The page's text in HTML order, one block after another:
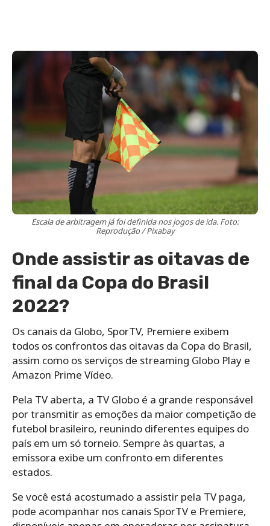
Escala de arbitragem já foi definida nos jogos de ida. Foto:
Reprodução / Pixabay
Onde assistir as oitavas de
final da Copa do Brasil
2022?
Os canais da Globo, SporTV, Premiere exibem
todos os confrontos das oitavas da Copa do Brasil,
assim como os serviços de streaming Globo Play e
Amazon Prime Vídeo.
Pela TV aberta, a TV Globo é a grande responsável
por transmitir as emoções da maior competição de
futebol brasileiro, reunindo diferentes equipes do
país em um só torneio. Sempre às quartas, a
emissora exibe um confronto em diferentes
estados.
Se você está acostumado a assistir pela TV paga,
pode acompanhar nos canais SporTV e Premiere,